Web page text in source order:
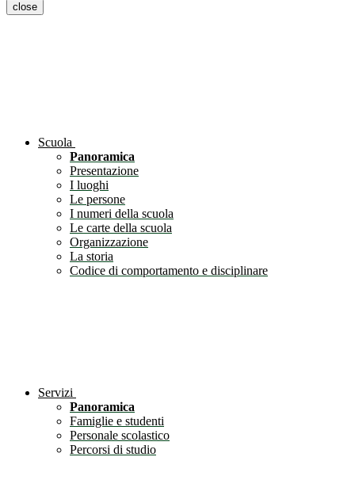
close
Scuola
Panoramica
Presentazione
I luoghi
Le persone
I numeri della scuola
Le carte della scuola
Organizzazione
La storia
Codice di comportamento e disciplinare
Servizi
Panoramica
Famiglie e studenti
Personale scolastico
Percorsi di studio